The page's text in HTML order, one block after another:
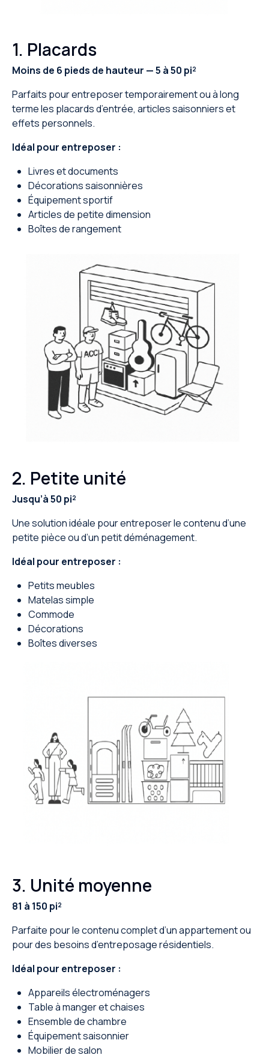
1. Placards
Moins de 6 pieds de hauteur — 5 à 50 pi²
Parfaits pour entreposer temporairement ou à long
terme les placards d’entrée, articles saisonniers et
effets personnels.
Idéal pour entreposer :
Livres et documents
Décorations saisonnières
Équipement sportif
Articles de petite dimension
Boîtes de rangement
2. Petite unité
Jusqu’à 50 pi²
Une solution idéale pour entreposer le contenu d’une
petite pièce ou d’un petit déménagement.
Idéal pour entreposer :
Petits meubles
Matelas simple
Commode
Décorations
Boîtes diverses
3. Unité moyenne
81 à 150 pi²
Parfaite pour le contenu complet d’un appartement ou
pour des besoins d’entreposage résidentiels.
Idéal pour entreposer :
Appareils électroménagers
Table à manger et chaises
Ensemble de chambre
Équipement saisonnier
Mobilier de salon